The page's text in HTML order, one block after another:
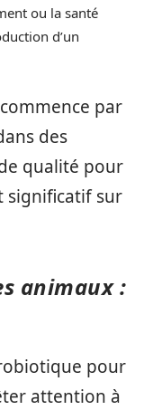
ou la santé
d’un
par
des
qualité pour
significatif sur
animaux :
pour
attention à